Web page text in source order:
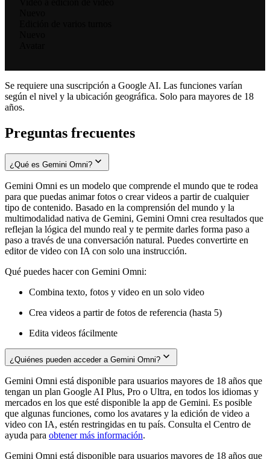
Se requiere una suscripción a Google AI. Las funciones varían
según el nivel y la ubicación geográfica. Solo para mayores de 18
años.
Preguntas frecuentes
¿Qué es Gemini Omni?
Gemini Omni es un modelo que comprende el mundo que te rodea
para que puedas animar fotos o crear videos a partir de cualquier
tipo de contenido. Basado en la comprensión del mundo y la
multimodalidad nativa de Gemini, Gemini Omni crea resultados que
reflejan la lógica del mundo real y te permite darles forma paso a
paso a través de una conversación natural. Puedes convertirte en
editor de video con IA con solo una instrucción.
Qué puedes hacer con Gemini Omni:
Combina texto, fotos y video en un solo video
Crea videos a partir de fotos de referencia (hasta 5)
Edita videos fácilmente
¿Quiénes pueden acceder a Gemini Omni?
Gemini Omni está disponible para usuarios mayores de 18 años que
tengan un plan Google AI Plus, Pro o Ultra, en todos los idiomas y
mercados en los que esté disponible la app de Gemini. Es posible
que algunas funciones, como los avatares y la edición de video a
video con IA, estén restringidas en tu país. Consulta el Centro de
ayuda para obtener más información.
Gemini Omni está disponible para usuarios mayores de 18 años que